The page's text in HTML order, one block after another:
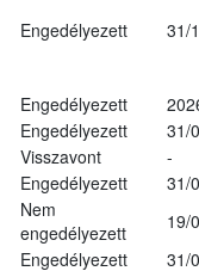
Engedélyezett 31/
Engedélyezett
Engedélyezett
31/
Visszavont
-
Engedélyezett
31/
Nem
engedélyezett
19/
Engedélyezett
31/